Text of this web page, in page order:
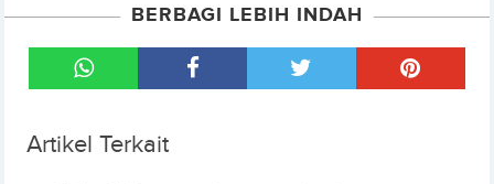
BERBAGI LEBIH INDAH
Artikel Terkait